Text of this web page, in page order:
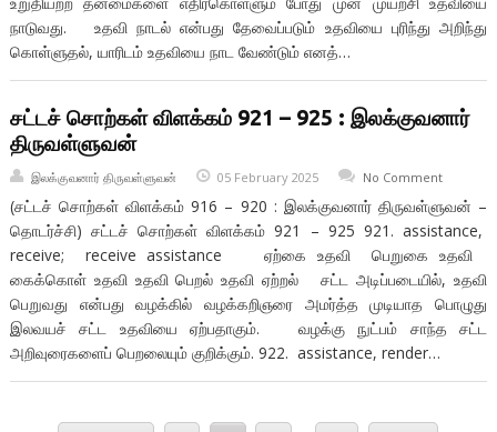
நாடுவது. உதவி நாடல் என்பது தேவைப்படும் உதவியை புரிந்து அறிந்து
கொள்ளுதல், யாரிடம் உதவியை நாட வேண்டும் எனத்…
சட்டச் சொற்கள் விளக்கம் 921 – 925 : இலக்குவனார்
திருவள்ளுவன்
இலக்குவனார் திருவள்ளுவன் 05 February 2025 No Comment
(சட்டச் சொற்கள் விளக்கம் 916 – 920 : இலக்குவனார் திருவள்ளுவன் –
தொடர்ச்சி) சட்டச் சொற்கள் விளக்கம் 921 – 925 921. assistance,
receive; receive assistance ஏற்கை உதவி பெறுகை உதவி
கைக்கொள் உதவி உதவி பெறல் உதவி ஏற்றல் சட்ட அடிப்படையில், உதவி
பெறுவது என்பது வழக்கில் வழக்கறிஞரை அமர்த்த முடியாத பொழுது
இலவயச் சட்ட உதவியை ஏற்பதாகும். வழக்கு நுட்பம் சாந்த சட்ட
அறிவுரைகளைப் பெறலையும் குறிக்கும். 922. assistance, render…